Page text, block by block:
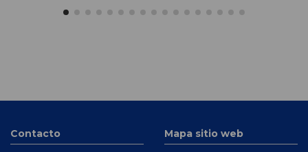
Contacto Mapa sitio web